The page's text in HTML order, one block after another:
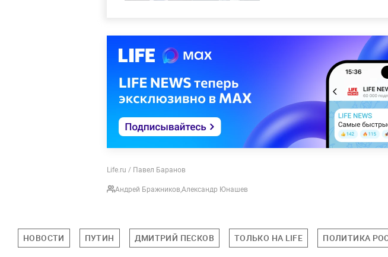
Life.ru / Павел Баранов
Андрей БражниковАлександр Юнашев
НОВОСТИ ПУТИН ДМИТРИЙ ПЕСКОВ ТОЛЬКО НА LIFE ПОЛИТИКА